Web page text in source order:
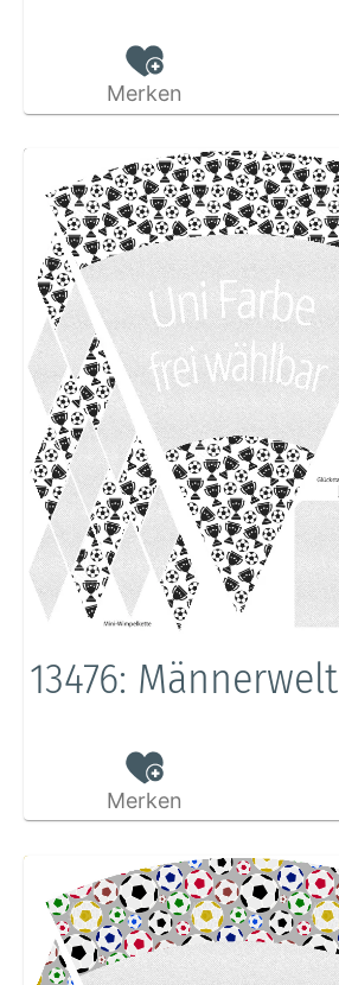
Merken
13476: Männerwelt
Merken